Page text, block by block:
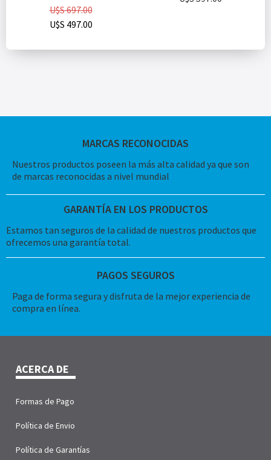
U$S697.00
U$S 497.00
MARCAS RECONOCIDAS
Nuestros productos poseen la más alta calidad ya que son
de marcas reconocidas a nivel mundial
GARANTÍA EN LOS PRODUCTOS
Estamos tan seguros de la calidad de nuestros productos que
ofrecemos una garantía total.
PAGOS SEGUROS
Paga de forma segura y disfruta de la mejor experiencia de
compra en línea.
ACERCA DE
Formas de Pago
Política de Envio
Política de Garantías